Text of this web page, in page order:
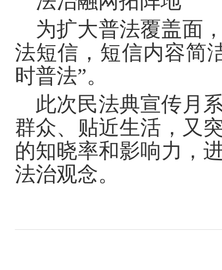
为扩大普法覆盖面
法短信，短信内容简
时普法”。
此次民法典宣传月
群众、贴近生活，又
的知晓率和影响力，
法治观念。